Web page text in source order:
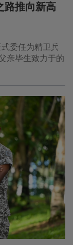
路推向新高
式委任为精卫兵
亲毕生致力于的